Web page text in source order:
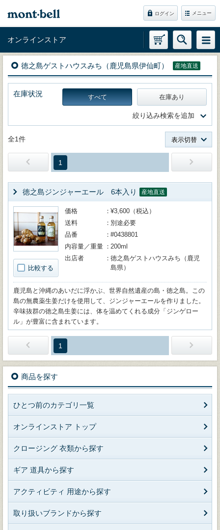
ログイン メニュー
オンラインストア
徳之島ゲストハウスみち（鹿児島県伊仙町） 産地直送
在庫状況 すべて 在庫あり
絞り込み検索を追加
全1件 表示切替
1
徳之島ジンジャーエール 6本入り 産地直送
比較する
価格
¥3,600（税込）
送料
別途必要
品番
#0438801
内容量／重量
200ml
出店者
徳之島ゲストハウスみち（鹿児
島県）
鹿児島と沖縄のあいだに浮かぶ、世界自然遺産の島・徳之島。この
島の無農薬生姜だけを使用して、ジンジャーエールを作りました。
辛味抜群の徳之島生姜には、体を温めてくれる成分「ジンゲロー
ル」が豊富に含まれています。
1
商品を探す
ひとつ前のカテゴリ一覧
オンラインストア トップ
クロージング 衣類から探す
ギア 道具から探す
アクティビティ 用途から探す
取り扱いブランドから探す